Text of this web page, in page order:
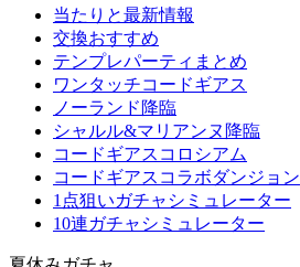
当たりと最新情報
交換おすすめ
テンプレパーティまとめ
ワンタッチコードギアス
ノーランド降臨
シャルル&マリアンヌ降臨
コードギアスコロシアム
コードギアスコラボダンジョン
1点狙いガチャシミュレーター
10連ガチャシミュレーター